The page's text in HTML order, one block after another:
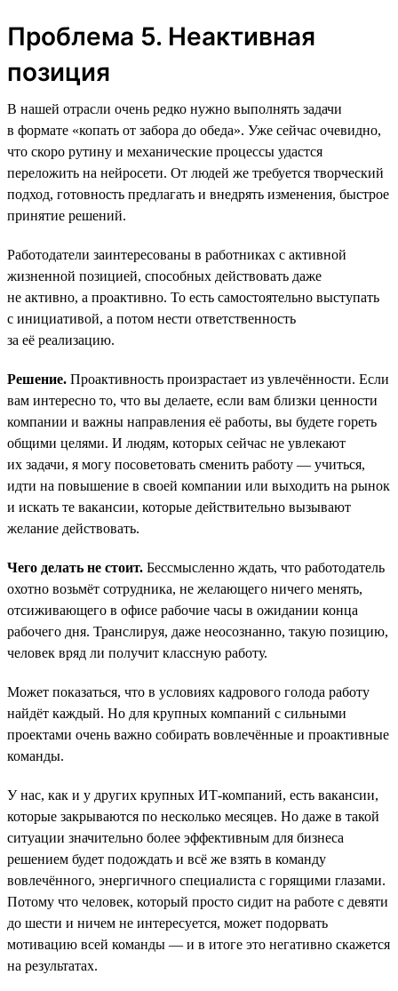
Проблема 5. Неактивная
позиция
В нашей отрасли очень редко нужно выполнять задачи
в формате «копать от забора до обеда». Уже сейчас очевидно,
что скоро рутину и механические процессы удастся
переложить на нейросети. От людей же требуется творческий
подход, готовность предлагать и внедрять изменения, быстрое
принятие решений.
Работодатели заинтересованы в работниках с активной
жизненной позицией, способных действовать даже
не активно, а проактивно. То есть самостоятельно выступать
с инициативой, а потом нести ответственность
за её реализацию.
Решение. Проактивность произрастает из увлечённости. Если
вам интересно то, что вы делаете, если вам близки ценности
компании и важны направления её работы, вы будете гореть
общими целями. И людям, которых сейчас не увлекают
их задачи, я могу посоветовать сменить работу — учиться,
идти на повышение в своей компании или выходить на рынок
и искать те вакансии, которые действительно вызывают
желание действовать.
Чего делать не стоит. Бессмысленно ждать, что работодатель
охотно возьмёт сотрудника, не желающего ничего менять,
отсиживающего в офисе рабочие часы в ожидании конца
рабочего дня. Транслируя, даже неосознанно, такую позицию,
человек вряд ли получит классную работу.
Может показаться, что в условиях кадрового голода работу
найдёт каждый. Но для крупных компаний с сильными
проектами очень важно собирать вовлечённые и проактивные
команды.
У нас, как и у других крупных ИТ-компаний, есть вакансии,
которые закрываются по несколько месяцев. Но даже в такой
ситуации значительно более эффективным для бизнеса
решением будет подождать и всё же взять в команду
вовлечённого, энергичного специалиста с горящими глазами.
Потому что человек, который просто сидит на работе с девяти
до шести и ничем не интересуется, может подорвать
мотивацию всей команды — и в итоге это негативно скажется
на результатах.